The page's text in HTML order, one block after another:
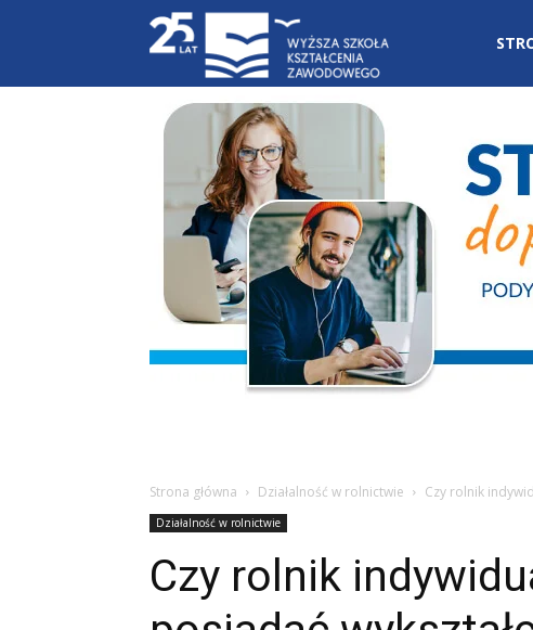
Blog
WSKZ
|
studia-
Strona główna Działalność w rolnictwie Czy rolnik
Działalność w rolnictwie
Czy rolnik